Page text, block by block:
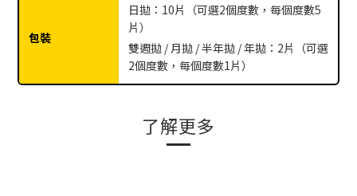
包裝
日拋：10片（可選2個度數，每個度數5
片）
雙週拋 / 月拋 / 半年拋 / 年拋：2片（可選
2個度數，每個度數1片）
了解更多